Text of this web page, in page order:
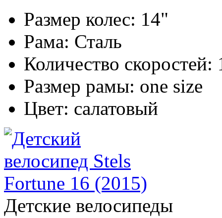
Размер колес: 14"
Рама: Сталь
Количество скоростей:
Размер рамы: one size
Цвет: салатовый
Детские велосипеды